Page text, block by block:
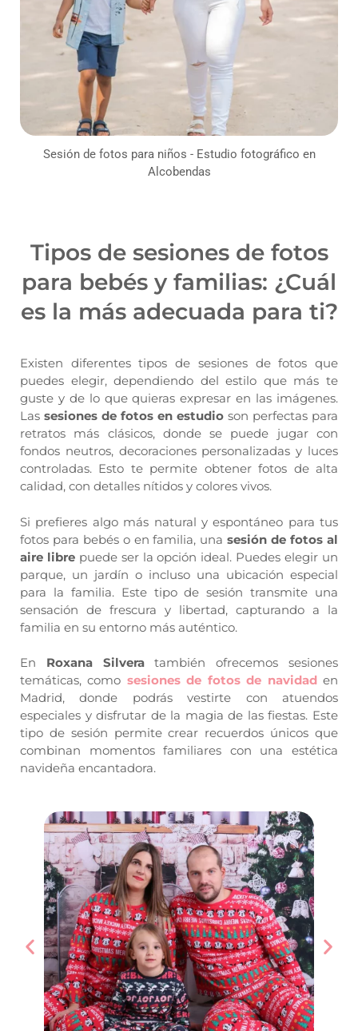
Sesión de fotos para niños - Estudio fotográfico en
Alcobendas
Tipos de sesiones de fotos
para bebés y familias: ¿Cuál
es la más adecuada para ti?
Existen diferentes tipos de sesiones de fotos que
puedes elegir, dependiendo del estilo que más te
guste y de lo que quieras expresar en las imágenes.
Las sesiones de fotos en estudio son perfectas para
retratos más clásicos, donde se puede jugar con
fondos neutros, decoraciones personalizadas y luces
controladas. Esto te permite obtener fotos de alta
calidad, con detalles nítidos y colores vivos.
Si prefieres algo más natural y espontáneo para tus
fotos para bebés o en familia, unasesión de fotos al
aire librepuede ser la opción ideal. Puedes elegir un
parque, un jardín o incluso una ubicación especial
para la familia. Este tipo de sesión transmite una
sensación de frescura y libertad, capturando a la
familia en su entorno más auténtico.
En Roxana Silveratambién ofrecemos sesiones
temáticas, como sesiones de fotos de navidaden
Madrid, donde podrás vestirte con atuendos
especiales y disfrutar de la magia de las fiestas. Este
tipo de sesión permite crear recuerdos únicos que
combinan momentos familiares con una estética
navideña encantadora.